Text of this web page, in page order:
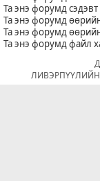
Та энэ форумд
Та энэ форумд
Та энэ форумд
Та энэ форумд файл